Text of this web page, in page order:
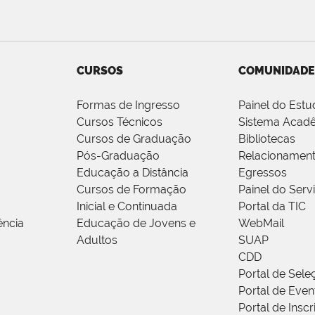
CURSOS
Formas de Ingresso
Cursos Técnicos
Cursos de Graduação
Pós-Graduação
Educação a Distância
Cursos de Formação
Inicial e Continuada
Educação de Jovens e
Adultos
COMUNIDADE
Painel do
Sistema
Bibliotecas
Egressos
Painel do
Portal da TIC
WebMail
SUAP
CDD
Portal de
Portal de
Portal de